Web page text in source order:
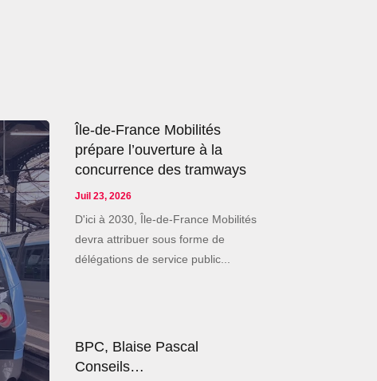
Île-de-France Mobilités
prépare l’ouverture à la
concurrence des tramways
Juil 23, 2026
D'ici à 2030, Île-de-France Mobilités
devra attribuer sous forme de
délégations de service public...
BPC, Blaise Pascal
Conseils…